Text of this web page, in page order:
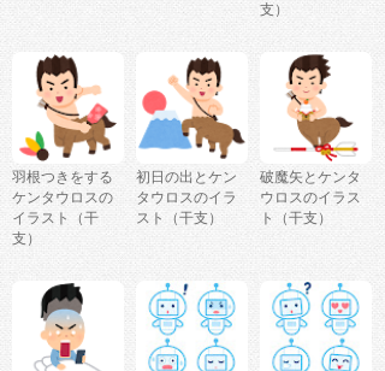
支）
羽根つきをする
ケンタウロスの
イラスト（干
支）
初日の出とケン
タウロスのイラ
スト（干支）
破魔矢とケンタ
ウロスのイラス
ト（干支）